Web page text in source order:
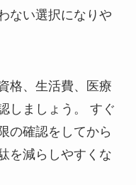
ない選択になりや
格、生活費、医療
しましょう。 すぐ
の確認をしてから
を減らしやすくな